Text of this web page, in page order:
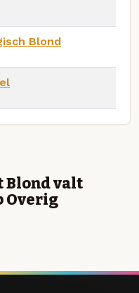
Blond
Blond valt
Overig